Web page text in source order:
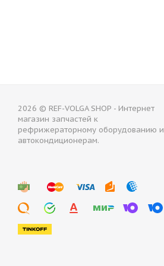
2026 © REF-VOLGA SHOP - Интернет
магазин запчастей к
рефрижераторному оборудованию и
автокондиционерам.